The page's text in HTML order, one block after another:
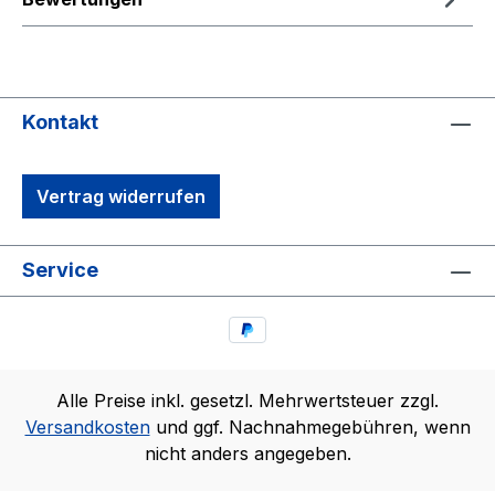
Kontakt
Vertrag widerrufen
Service
Alle Preise inkl. gesetzl. Mehrwertsteuer zzgl.
Versandkostenund ggf. Nachnahmegebühren, wenn
nicht anders angegeben.